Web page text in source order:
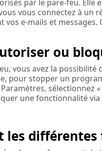
par le pare-feu.
vous connectez à un
vos e-mails et
ou
vous avez la
pour stopper un
sélectionnez
une fonctionnalité via
les